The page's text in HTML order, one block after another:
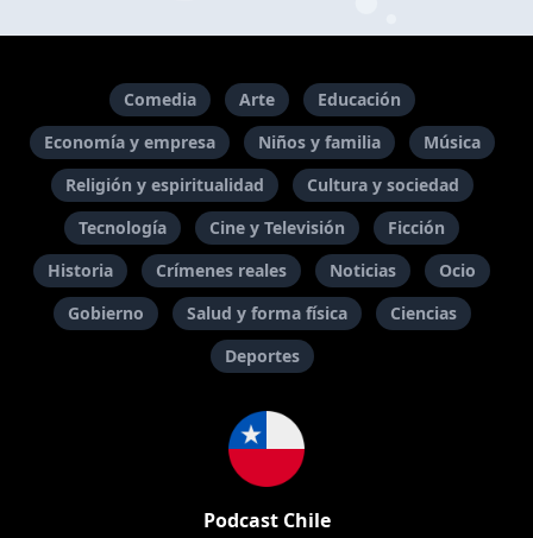
Comedia Arte
Educación
Economía y empresa
Niños y familia
Música
Religión y espiritualidad
Cultura y sociedad
Tecnología
Cine y Televisión
Ficción
Historia
Crímenes reales Noticias
Ocio
Gobierno
Salud y forma física
Ciencias
Deportes
Podcast Chile